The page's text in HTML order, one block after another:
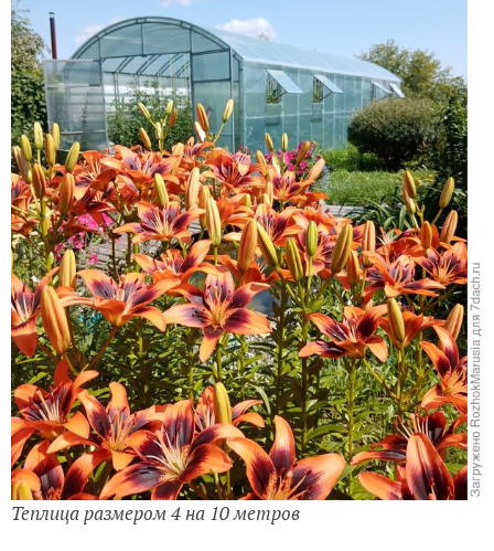
Теплица размером 4 на 10 метров